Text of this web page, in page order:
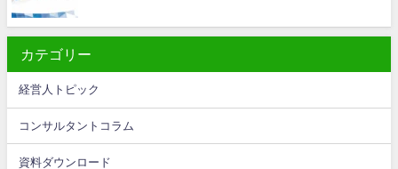
カテゴリー
経営人トピック
コンサルタントコラム
資料ダウンロード